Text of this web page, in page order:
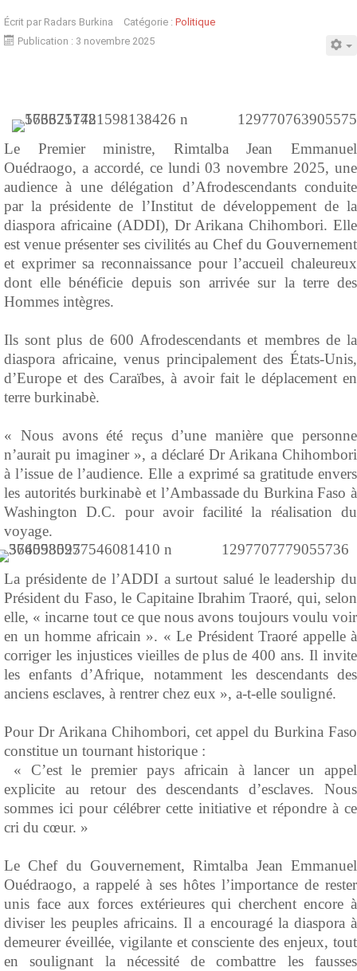
Écrit par Radars Burkina Catégorie : Politique
Publication : 3 novembre 2025
Le Premier ministre, Rimtalba Jean Emmanuel
Ouédraogo, a accordé, ce lundi 03 novembre 2025, une
audience à une délégation d’Afrodescendants conduite
par la présidente de l’Institut de développement de la
diaspora africaine (ADDI), Dr Arikana Chihombori. Elle
est venue présenter ses civilités au Chef du Gouvernement
et exprimer sa reconnaissance pour l’accueil chaleureux
dont elle bénéficie depuis son arrivée sur la terre des
Hommes intègres.
‎Ils sont plus de 600 Afrodescendants et membres de la
diaspora africaine, venus principalement des États-Unis,
d’Europe et des Caraïbes, à avoir fait le déplacement en
terre burkinabè.
‎« Nous avons été reçus d’une manière que personne
n’aurait pu imaginer », a déclaré Dr Arikana Chihombori
à l’issue de l’audience. Elle a exprimé sa gratitude envers
les autorités burkinabè et l’Ambassade du Burkina Faso à
Washington D.C. pour avoir facilité la réalisation du
voyage.
‎La présidente de l’ADDI a surtout salué le leadership du
Président du Faso, le Capitaine Ibrahim Traoré, qui, selon
elle, « incarne tout ce que nous avons toujours voulu voir
en un homme africain ». « Le Président Traoré appelle à
corriger les injustices vieilles de plus de 400 ans. Il invite
les enfants d’Afrique, notamment les descendants des
anciens esclaves, à rentrer chez eux », a-t-elle souligné.
‎Pour Dr Arikana Chihombori, cet appel du Burkina Faso
constitue un tournant historique :
‎ « C’est le premier pays africain à lancer un appel
explicite au retour des descendants d’esclaves. Nous
sommes ici pour célébrer cette initiative et répondre à ce
cri du cœur. »
‎Le Chef du Gouvernement, Rimtalba Jean Emmanuel
Ouédraogo, a rappelé à ses hôtes l’importance de rester
unis face aux forces extérieures qui cherchent encore à
diviser les peuples africains. Il a encouragé la diaspora à
demeurer éveillée, vigilante et consciente des enjeux, tout
en soulignant la nécessité de combattre les fausses